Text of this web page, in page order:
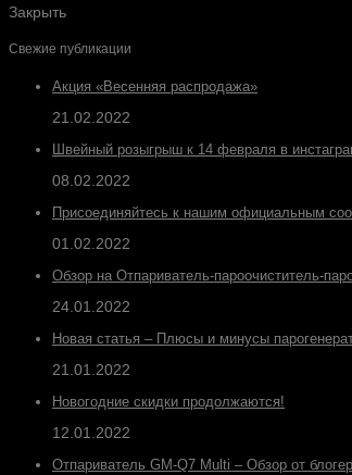
Закрыть
Свежие публикации
Акция «Весенняя распродажа»
21.02.2022
Швейный розыгрыш к 14 февраля в
08.02.2022
Присоединяйтесь к нашим официальным
01.02.2022
Обзор на Отпариватель-пароочиститель-
24.01.2022
Новая статья – Плюсы и минусы
21.01.2022
Новогодние скидки продолжаются!
12.01.2022
Отпариватель GM-Q7 Multi – Обзор от